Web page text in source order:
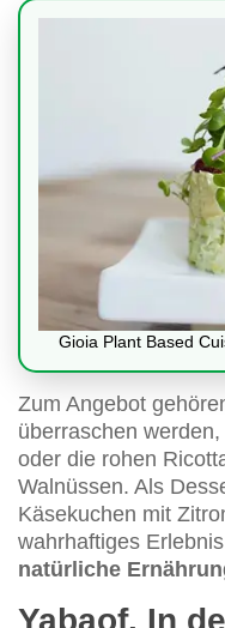
Gioia Plant Based
Zum Angebot
überraschen
oder die rohen
Walnüssen. Als
Käsekuchen mit
wahrhaftiges
natürliche
Yabaof. In